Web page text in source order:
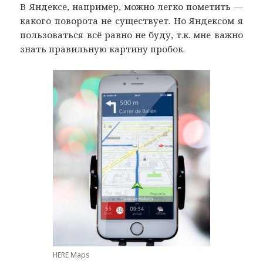
В Яндексе, например, можно легко пометить —
какого поворота не существует. Но Яндексом я
пользоваться всё равно не буду, т.к. мне важно
знать правильную картину пробок.
HERE Maps